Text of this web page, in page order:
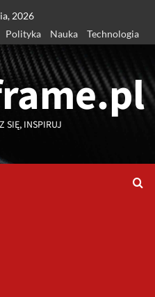
2026
Polityka Nauka Technologia
SIĘ, INSPIRUJ